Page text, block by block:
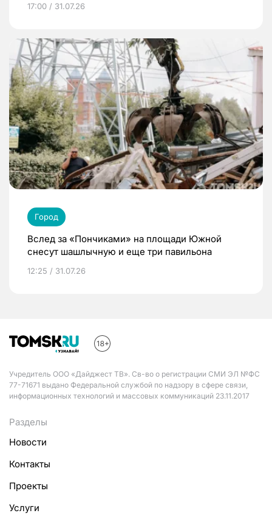
17:00 / 31.07.26
Город
Вслед за «Пончиками» на площади Южной
снесут шашлычную и еще три павильона
12:25 / 31.07.26
Учредитель ООО «Дайджест ТВ». Св-во о регистрации СМИ ЭЛ №ФС
77-71671 выдано Федеральной службой по надзору в сфере связи,
информационных технологий и массовых коммуникаций 23.11.2017
Разделы
Новости
Контакты
Проекты
Услуги